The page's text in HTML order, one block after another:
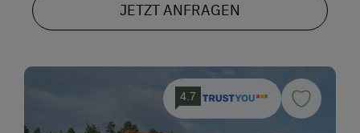
Urlaub für Familien
Mädlsurlaub, Männerurlaub
JETZT ANFRAGEN
4.7